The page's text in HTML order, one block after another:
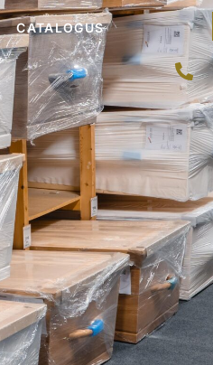
CATALOGUS